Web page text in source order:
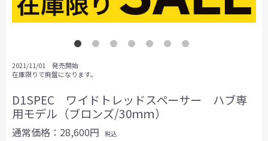
2021/11/01 発売開始
在庫限りで廃盤になります。
D1SPEC ワイドトレッドスペーサー ハブ専
用モデル（ブロンズ/30ｍｍ）
通常価格：28,600円 税込